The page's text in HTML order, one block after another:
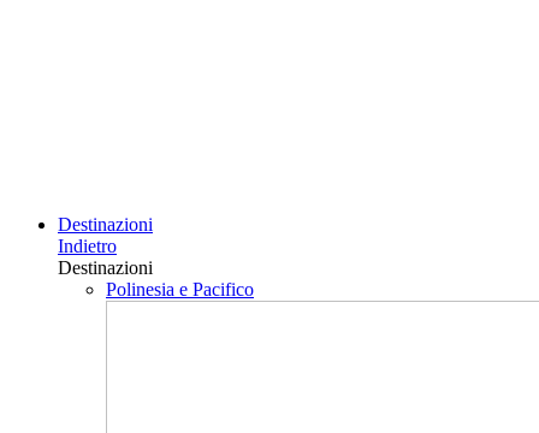
Destinazioni
Indietro
Destinazioni
Polinesia e Pacifico